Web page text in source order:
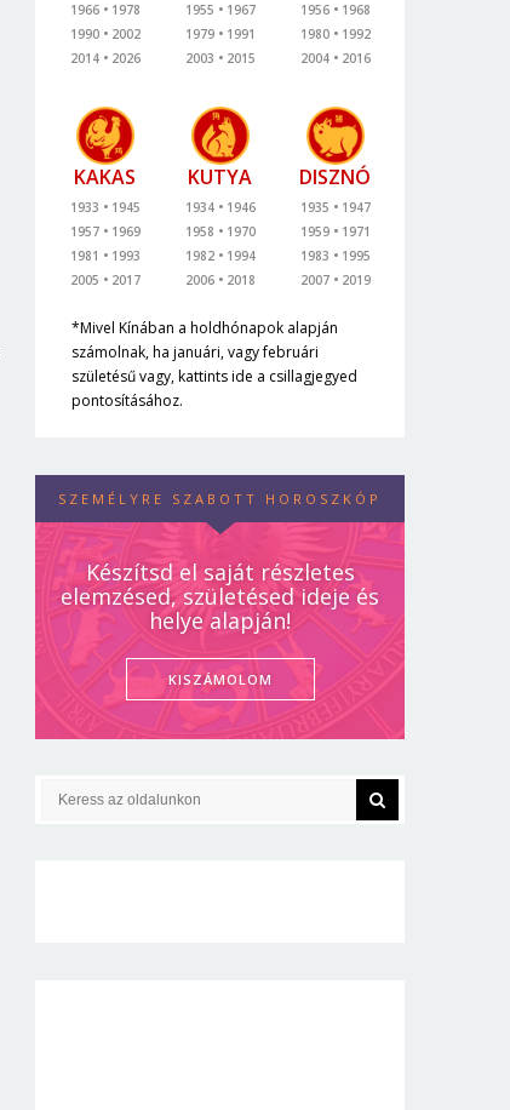
1966
1978
1990
2002
2014
2026
1955
1967
1979
1991
2003
2015
1956
1968
1980
1992
2004
2016
KAKAS
1933
1945
1957
1969
1981
1993
2005
2017
KUTYA
1934
1946
1958
1970
1982
1994
2006
2018
DISZNÓ
1935
1947
1959
1971
1983
1995
2007
2019
*Mivel Kínában a holdhónapok alapján
számolnak, ha januári, vagy februári
születésű vagy, kattints ide a csillagjegyed
pontosításához.
SZEMÉLYRE SZABOTT HOROSZKÓP
Készítsd el saját részletes
elemzésed, születésed ideje és
helye alapján!
KISZÁMOLOM